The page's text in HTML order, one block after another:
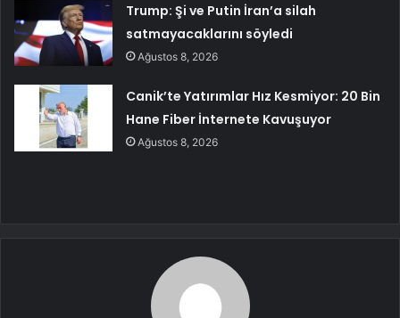
Trump: Şi ve Putin İran’a silah
satmayacaklarını söyledi
Ağustos 8, 2026
Canik’te Yatırımlar Hız Kesmiyor: 20 Bin
Hane Fiber İnternete Kavuşuyor
Ağustos 8, 2026